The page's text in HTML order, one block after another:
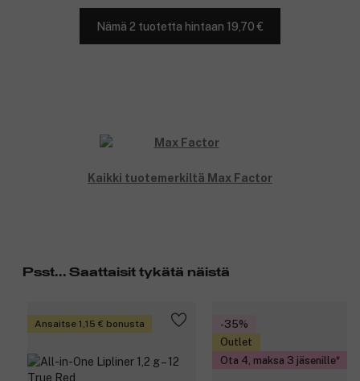
Nämä 2 tuotetta hintaan 19,70 €
Kaikki tuotemerkiltä Max Factor
Psst... Saattaisit tykätä näistä
Ansaitse 1,15 € bonusta
-35%
Outlet
Ota 4, maksa 3 jäsenille